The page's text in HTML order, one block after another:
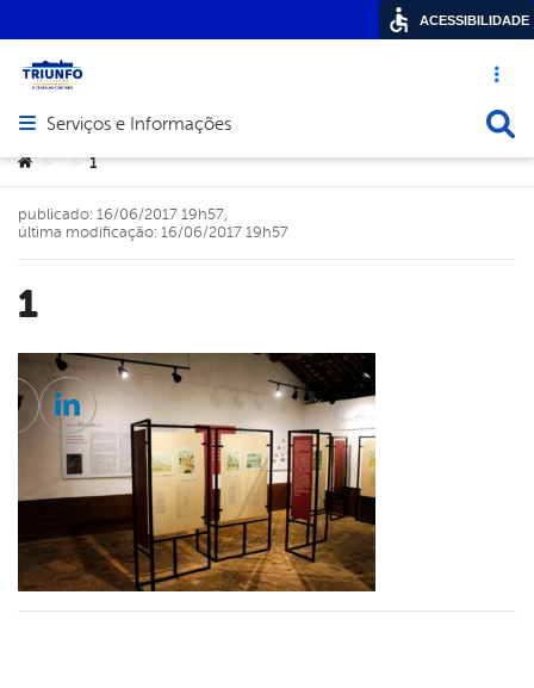
Acesso
Abrir menu principal de navegação
Serviços e Informações
Você está aqui:
> > 1
1
publicado: 16/06/2017 19h57,
última modificação: 16/06/2017 19h57
TwitterLinkedin
ACESSIBILIDADE